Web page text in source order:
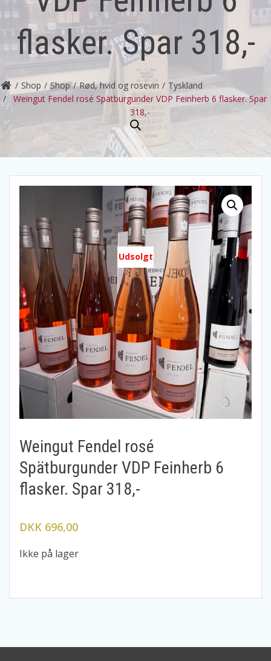
flasker. Spar 318,-
Shop Shop Rød, hvid og rosevin
Tyskland
Weingut Fendel rosé Spätburgunder VDP Feinherb 6 flasker. Spar
318,-
Udsolgt
Weingut Fendel rosé
Spätburgunder VDP Feinherb 6
flasker. Spar 318,-
DKK 696,00
Ikke på lager